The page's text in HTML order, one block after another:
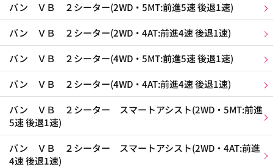
バン ＶＢ ２シーター(2WD・5MT:前進5速 後退1速)
バン ＶＢ ２シーター(2WD・4AT:前進4速 後退1速)
バン ＶＢ ２シーター(4WD・5MT:前進5速 後退1速)
バン ＶＢ ２シーター(4WD・4AT:前進4速 後退1速)
バン ＶＢ ２シーター スマートアシスト(2WD・5MT:前進
5速 後退1速)
バン ＶＢ ２シーター スマートアシスト(2WD・4AT:前進
4速 後退1速)